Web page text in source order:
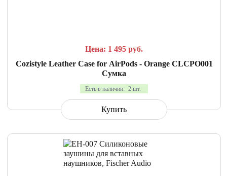
Цена: 1 495 руб.
Cozistyle Leather Case for AirPods - Orange CLCPO001
Сумка
Есть в наличии: 2 шт.
Купить